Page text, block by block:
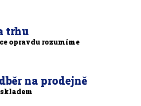
trhu
opravdu rozumíme
na prodejně